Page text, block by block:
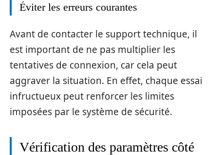
Éviter les erreurs courantes
Avant de contacter le support technique, il
est important de ne pas multiplier les
tentatives de connexion, car cela peut
aggraver la situation. En effet, chaque essai
infructueux peut renforcer les limites
imposées par le système de sécurité.
Vérification des paramètres côté